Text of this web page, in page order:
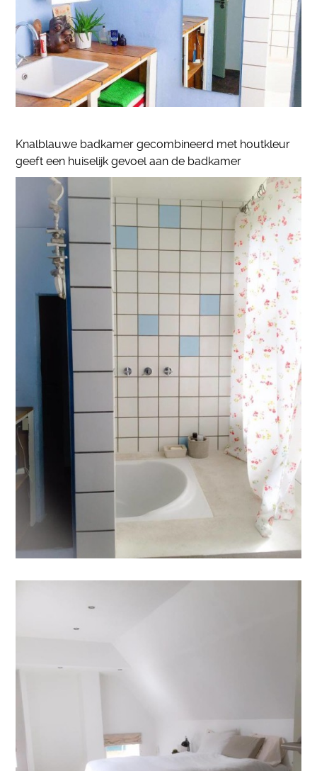
Knalblauwe badkamer gecombineerd met houtkleur
geeft een huiselijk gevoel aan de badkamer